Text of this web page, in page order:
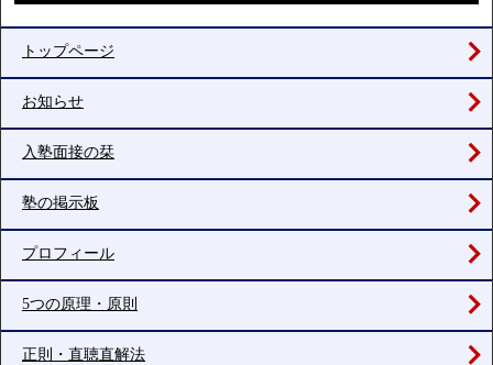
トップページ
お知らせ
入塾面接の栞
塾の掲示板
プロフィール
5つの原理・原則
正則・直聴直解法